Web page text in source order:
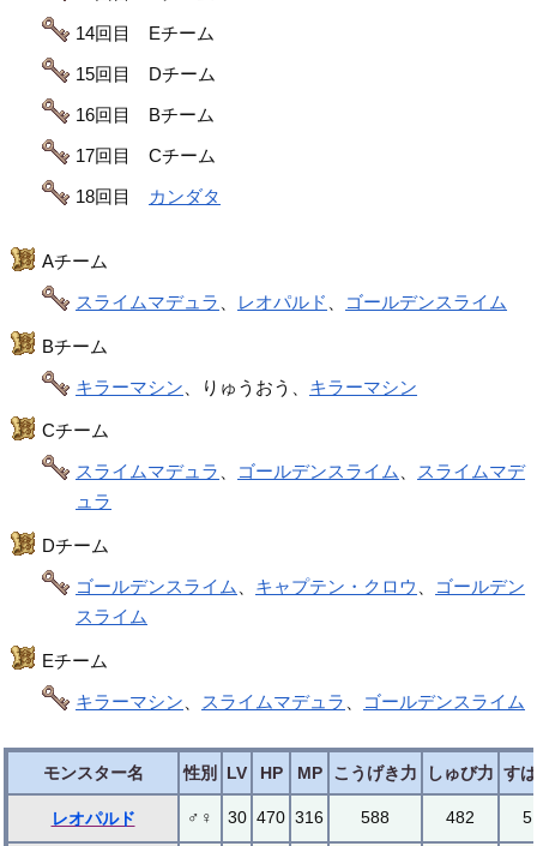
14回目 Eチーム
15回目 Dチーム
16回目 Bチーム
17回目 Cチーム
18回目
カンダタ
Aチーム
スライムマデュラ 、 レオパルド 、 ゴールデンスライム
Bチーム
キラーマシン 、りゅうおう、 キラーマシン
Cチーム
スライムマデュラ 、 ゴールデンスライム、 スライムマデ
ュラ
Dチーム
ゴールデンスライム
キャプテン・クロウ
ゴールデン
スライム
Eチーム
キラーマシン
スライムマデュラ ゴールデンスライム
モンスター名 性別 LV HP MP こうげき力 しゅび力 す
レオパルド ♂♀ 30 470 316 588 482